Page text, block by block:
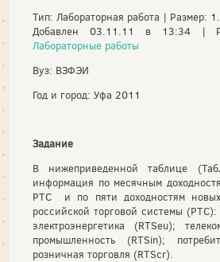
Тип: Лабораторная работа | Размер:
Добавлен 03.11.11 в 13:34 |
Лабораторные работы
Вуз: ВЗФЭИ
Год и город: Уфа 2011
Задание
В нижеприведенной таблице
информация по месячным
РТС и по пяти доходностям новых
российской торговой системы
электроэнергетика (RTSeu);
промышленность (RTSin);
розничная торговля (RTScr).